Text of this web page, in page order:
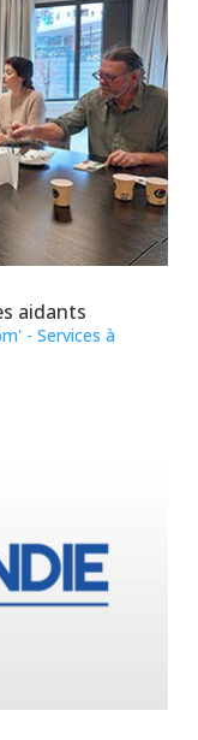
aidants
- Services à